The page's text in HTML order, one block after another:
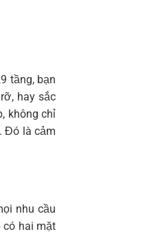
tầng, bạn
hay sắc
không chỉ
Đó là cảm
nhu cầu
có hai mặt